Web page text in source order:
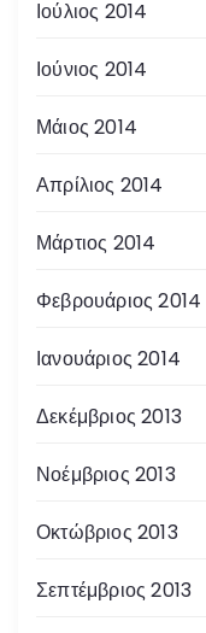
Ιούλιος 2014
Ιούνιος 2014
Μάιος 2014
Απρίλιος 2014
Μάρτιος 2014
Φεβρουάριος 2014
Ιανουάριος 2014
Δεκέμβριος 2013
Νοέμβριος 2013
Οκτώβριος 2013
Σεπτέμβριος 2013